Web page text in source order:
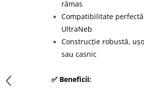
rămas
Compatibilitate
UltraNeb
Construcție robustă,
sau casnic
✅ Beneficii: